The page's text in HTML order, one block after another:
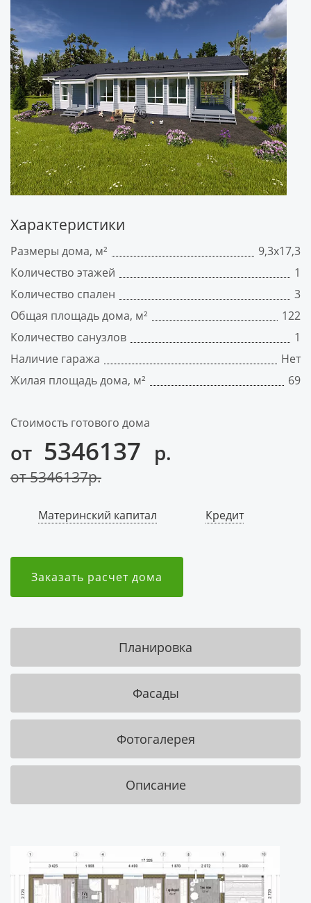
Характеристики
Размеры дома, м²
9,3х17,3
Количество этажей
1
Количество спален
3
Общая площадь дома, м²
122
Количество санузлов
1
Наличие гаража
Нет
Жилая площадь дома, м²
69
Стоимость готового дома
от 5346137 р.
от5346137р.
Материнский капитал Кредит
Заказать расчет дома
Планировка
Фасады
Фотогалерея
Описание